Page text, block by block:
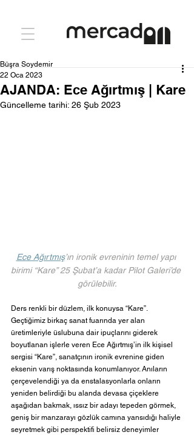
AJANDA: Ece Ağırtmış | Kare
Büşra Soydemir
22 Oca 2023
Güncelleme tarihi: 26 Şub 2023
Ece Ağırtmış’ın ironik evreninin temel yapı
birimi “Kare” 25 Şubat’a kadar Pilot Galeri’de
görülebilir.
Ders renkli bir düzlem, ilk konuysa “Kare”.
Geçtiğimiz birkaç sanat fuarında yer alan
üretimleriyle üslubuna dair ipuçlarını giderek
boyutlanan işlerle veren Ece Ağırtmış’in ilk kişisel
sergisi “Kare”, sanatçının ironik evrenine giden
eksenin varış noktasında konumlanıyor. Anıların
çerçevelendiği ya da enstalasyonlarla onların
yeniden belirdiği bu alanda devasa çiçeklere
aşağıdan bakmak, ıssız bir adayı tepeden görmek,
geniş bir manzarayı gözlük camına yansıdığı haliyle
seyretmek gibi perspektifi belirsiz deneyimler